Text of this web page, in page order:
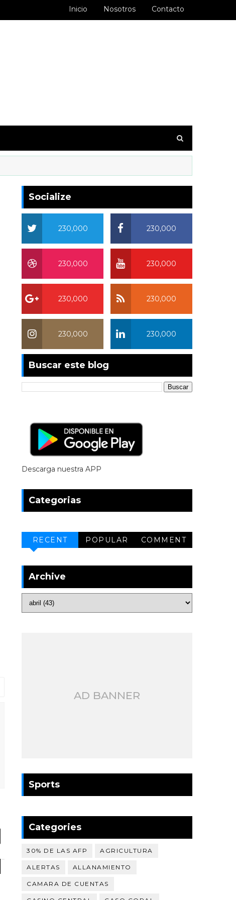
Inicio Nosotros Contacto
Socialize
230,000
230,000
230,000
230,000
230,000
230,000
230,000
230,000
Buscar este blog
Descarga nuestra APP
Categorias
RECENT POPULAR COMMENT
Archive
AD BANNER
Sports
Categories
30% DE LAS AFP AGRICULTURA
ALERTAS ALLANAMIENTO
CAMARA DE CUENTAS